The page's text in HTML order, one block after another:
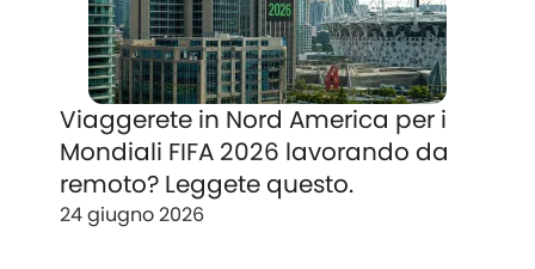
Viaggerete in Nord America per i
Mondiali FIFA 2026 lavorando da
remoto? Leggete questo.
24 giugno 2026